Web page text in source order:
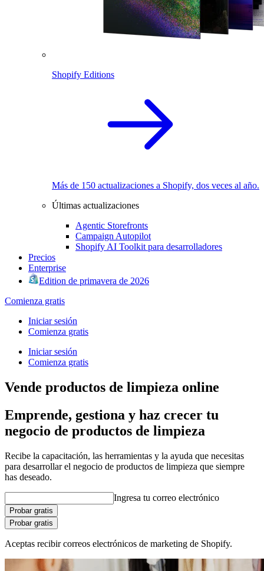
Shopify Editions
Más de 150 actualizaciones a Shopify, dos veces al año.
Últimas actualizaciones
Agentic Storefronts
Campaign Autopilot
Shopify AI Toolkit para desarrolladores
Precios
Enterprise
Edition de primavera de 2026
Comienza gratis
Iniciar sesión
Comienza gratis
Iniciar sesión
Comienza gratis
Vende productos de limpieza online
Emprende, gestiona y haz crecer tu
negocio de productos de limpieza
Recibe la capacitación, las herramientas y la ayuda que necesitas
para desarrollar el negocio de productos de limpieza que siempre
has deseado.
Ingresa tu correo electrónico
Probar gratis
Probar gratis
Aceptas recibir correos electrónicos de marketing de Shopify.